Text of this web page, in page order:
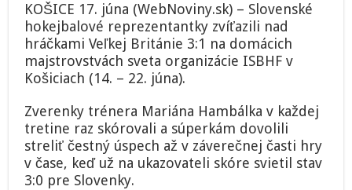
KOŠICE 17. júna (WebNoviny.sk) – Slovenské
hokejbalové reprezentantky zvíťazili nad
hráčkami Veľkej Británie 3:1 na domácich
majstrovstvách sveta organizácie ISBHF v
Košiciach (14. – 22. júna).
Zverenky trénera Mariána Hambálka v každej
tretine raz skórovali a súperkám dovolili
streliť čestný úspech až v záverečnej časti hry
v čase, keď už na ukazovateli skóre svietil stav
3:0 pre Slovenky.